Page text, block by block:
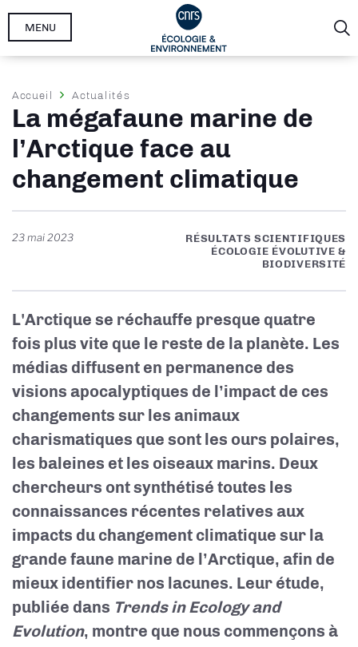
Aller
MENU
Fil
d'Ariane
Accueil Actualités
La mégafaune marine de
l’Arctique face au
changement climatique
23 mai 2023
RÉSULTATS SCIENTIFIQUES
ÉCOLOGIE ÉVOLUTIVE &
BIODIVERSITÉ
L'Arctique se réchauffe presque quatre
fois plus vite que le reste de la planète. Les
médias diffusent en permanence des
visions apocalyptiques de l’impact de ces
changements sur les animaux
charismatiques que sont les ours polaires,
les baleines et les oiseaux marins. Deux
chercheurs ont synthétisé toutes les
connaissances récentes relatives aux
impacts du changement climatique sur la
grande faune marine de l’Arctique, afin de
mieux identifier nos lacunes. Leur étude,
publiée dans Trends in Ecology and
Evolution, montre que nous commençons à